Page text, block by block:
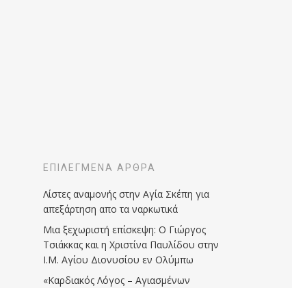
ΕΠΙΛΕΓΜΈΝΑ ΆΡΘΡΑ
Λίστες αναμονής στην Αγία Σκέπη για
απεξάρτηση απο τα ναρκωτικά
Μια ξεχωριστή επίσκεψη: Ο Γιώργος
Τσιάκκας και η Χριστίνα Παυλίδου στην
Ι.Μ. Αγίου Διονυσίου εν Ολύμπω
«Καρδιακός Λόγος – Αγιασμένων